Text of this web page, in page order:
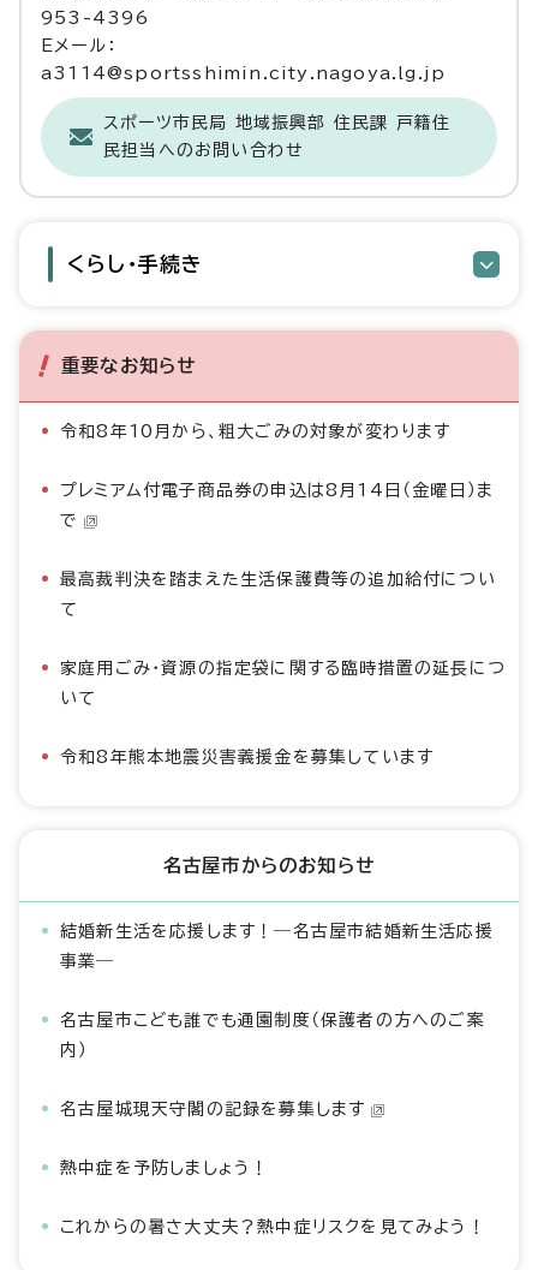
953-4396
Eメール：
a3114@sportsshimin.city.nagoya.lg.jp
スポーツ市民局 地域振興部 住民課 戸籍住
民担当へのお問い合わせ
くらし・手続き
重要なお知らせ
令和8年10月から、粗大ごみの対象が変わります
プレミアム付電子商品券の申込は8月14日（金曜日）ま
で
最高裁判決を踏まえた生活保護費等の追加給付につい
て
家庭用ごみ・資源の指定袋に関する臨時措置の延長につ
いて
令和8年熊本地震災害義援金を募集しています
名古屋市からのお知らせ
結婚新生活を応援します！―名古屋市結婚新生活応援
事業―
名古屋市こども誰でも通園制度（保護者の方へのご案
内）
名古屋城現天守閣の記録を募集します
熱中症を予防しましょう！
これからの暑さ大丈夫？熱中症リスクを見てみよう！